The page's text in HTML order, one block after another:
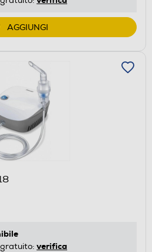
AGGIUNGI
verifica